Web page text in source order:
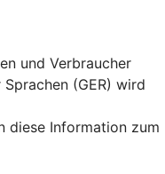
und Verbraucher
(GER) wird
diese Information zum